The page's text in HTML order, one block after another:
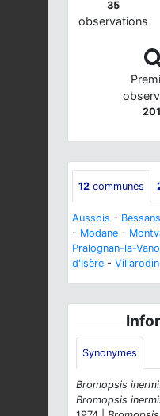
35
observations
12 communes
Aussois - Bessans
- Modane -
Pralognan-la-
d'Isère -
Synonymes
Bromopsis
Bromopsis